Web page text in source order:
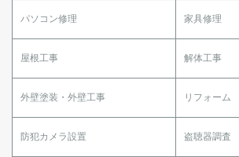
パソコン修理 家具修理
屋根工事 解体工事
外壁塗装・外壁工事 リフォーム
防犯カメラ設置 盗聴器調査